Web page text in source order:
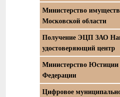
Министерство
Московской области
Получение ЭЦП ЗАО
удостоверяющий центр
Министерство Юстиции
Федерации
Цифровое